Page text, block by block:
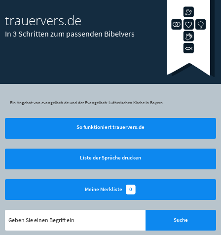
trauervers.de
In 3 Schritten zum passenden Bibelvers
Ein Angebot von evangelisch.de und der Evangelisch-Lutherischen Kirche in Bayern
So funktioniert trauervers.de
Liste der Sprüche drucken
Meine Merkliste 0